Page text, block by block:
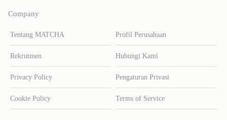
Company
Tentang MATCHA Profil Perusahaan
Rekrutmen Hubungi Kami
Privacy Policy Pengaturan Privasi
Cookie Policy Terms of Service